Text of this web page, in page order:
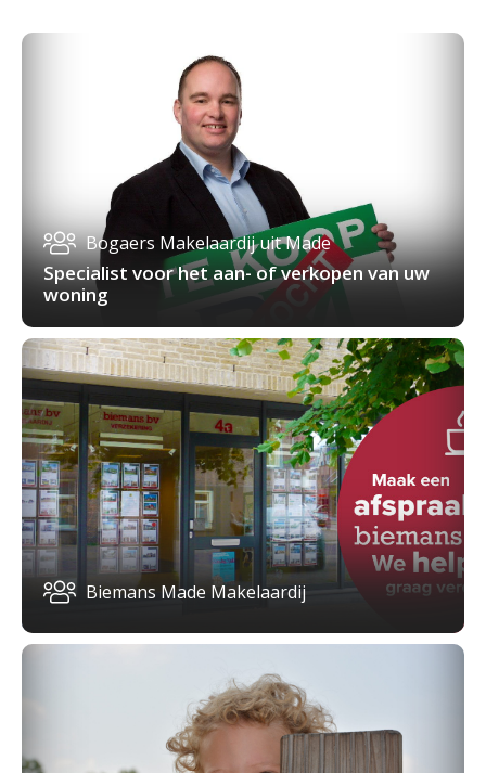
Bogaers Makelaardij uit Made
Specialist voor het aan- of verkopen van uw
woning
Biemans Made Makelaardij